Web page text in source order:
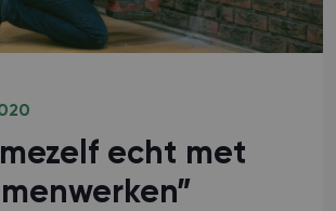
echt met